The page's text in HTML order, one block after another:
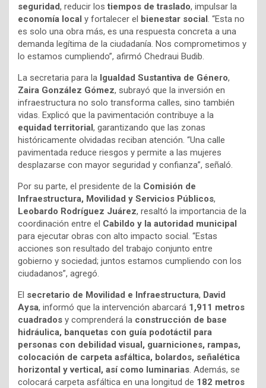
seguridad, reducir lostiempos de traslado, impulsar la
economía local y fortalecer el bienestar social. “Esta no
es solo una obra más, es una respuesta concreta a una
demanda legítima de la ciudadanía. Nos comprometimos y
lo estamos cumpliendo”, afirmó Chedraui Budib.
La secretaria para la Igualdad Sustantiva de Género,
Zaira González Gómez, subrayó que la inversión en
infraestructura no solo transforma calles, sino también
vidas. Explicó que la pavimentación contribuye a la
equidad territorial, garantizando que las zonas
históricamente olvidadas reciban atención. “Una calle
pavimentada reduce riesgos y permite a las mujeres
desplazarse con mayor seguridad y confianza”, señaló.
Por su parte, el presidente de la Comisión de
Infraestructura, Movilidad y Servicios Públicos,
Leobardo Rodríguez Juárez, resaltó la importancia de la
coordinación entre el Cabildo y la autoridad municipal
para ejecutar obras con alto impacto social. “Estas
acciones son resultado del trabajo conjunto entre
gobierno y sociedad; juntos estamos cumpliendo con los
ciudadanos”, agregó.
El secretario de Movilidad e Infraestructura, David
Aysa, informó que la intervención abarcará 1,911 metros
cuadrados y comprenderá la construcción de base
hidráulica, banquetas con guía podotáctil para
personas con debilidad visual, guarniciones, rampas,
colocación de carpeta asfáltica, bolardos, señalética
horizontal y vertical, así como luminarias. Además, se
colocará carpeta asfáltica en una longitud de 182 metros